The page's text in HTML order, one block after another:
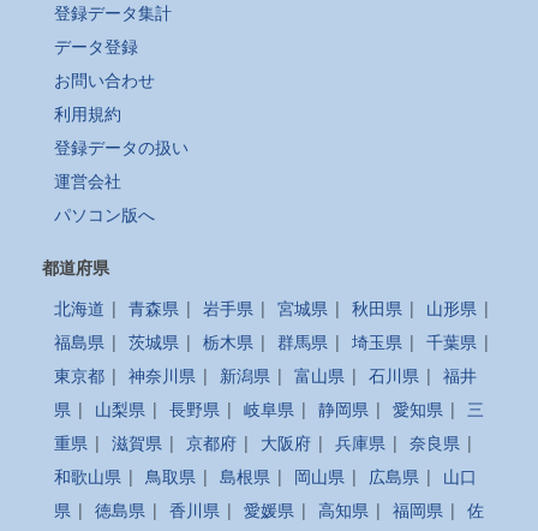
登録データ集計
データ登録
お問い合わせ
利用規約
登録データの扱い
運営会社
パソコン版へ
都道府県
北海道 | 青森県 | 岩手県 | 宮城県 | 秋田県 | 山形県 |
福島県 | 茨城県 | 栃木県 | 群馬県 | 埼玉県 | 千葉県 |
東京都 | 神奈川県 | 新潟県 | 富山県 | 石川県 | 福井
県 | 山梨県 | 長野県 | 岐阜県 | 静岡県 | 愛知県 | 三
重県 | 滋賀県 | 京都府 | 大阪府 | 兵庫県 | 奈良県 |
和歌山県 | 鳥取県 | 島根県 | 岡山県 | 広島県 | 山口
県 | 徳島県 | 香川県 | 愛媛県 | 高知県 | 福岡県 | 佐